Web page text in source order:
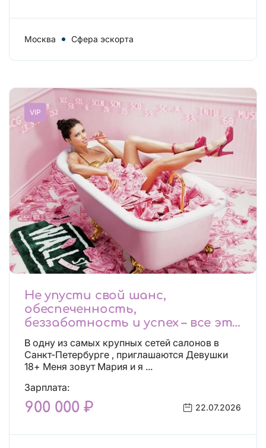
Москва Сфера эскорта
VIP
Не упусти свой шанс,
обеспеченность,
беззаботность и успех – все это
будет уже завтра, поспеши!
Лучшие условия!
В одну из самых крупных сетей салонов в
Санкт-Петербурге , приглашаются Девушки
18+ Меня зовут Мария и я ...
Зарплата:
900 000 ₽ 22.07.2026